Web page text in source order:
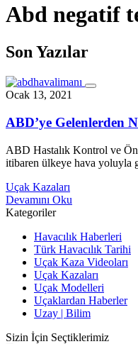
Abd negatif
Son Yazılar
Ocak 13, 2021
ABD’ye Gelenlerden
ABD Hastalık Kontrol ve
itibaren ülkeye hava yoluyla
Uçak Kazaları
Devamını Oku
Kategoriler
Havacılık Haberleri
Türk Havacılık Tarihi
Uçak Kaza Videoları
Uçak Kazaları
Uçak Modelleri
Uçaklardan Haberler
Uzay | Bilim
Sizin İçin Seçtiklerimiz